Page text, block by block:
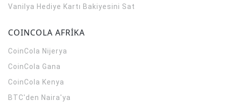
Vanilya Hediye Kartı Bakiyesini Sat
COINCOLA AFRİKA
CoinCola Nijerya
CoinCola Gana
CoinCola Kenya
BTC'den Naira'ya